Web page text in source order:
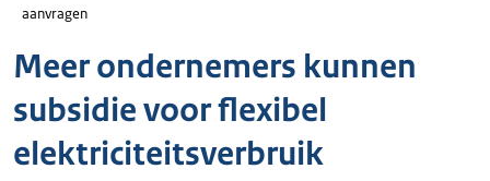
aanvragen
Meer ondernemers kunnen
subsidie voor flexibel
elektriciteitsverbruik